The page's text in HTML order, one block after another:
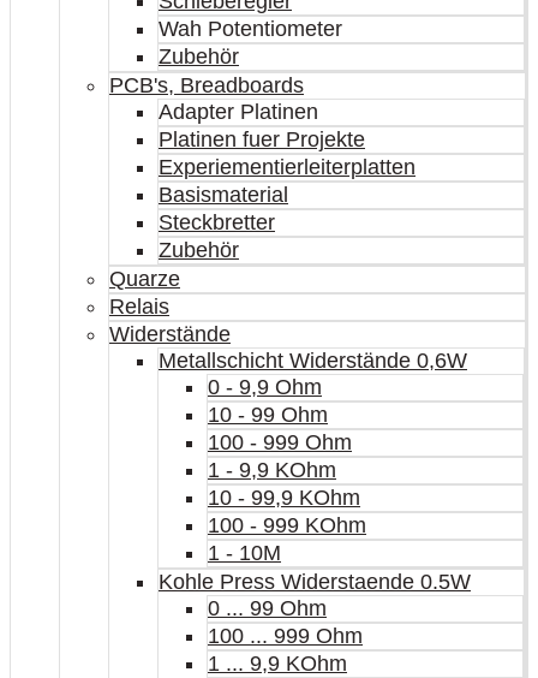
Wah Potentiometer
Zubehör
PCB's, Breadboards
Adapter Platinen
Platinen fuer Projekte
Experiementierleiterplatten
Basismaterial
Steckbretter
Zubehör
Quarze
Relais
Widerstände
Metallschicht Widerstände 0,6W
0 - 9,9 Ohm
10 - 99 Ohm
100 - 999 Ohm
1 - 9,9 KOhm
10 - 99,9 KOhm
100 - 999 KOhm
1 - 10M
Kohle Press Widerstaende 0.5W
0 ... 99 Ohm
100 ... 999 Ohm
1 ... 9,9 KOhm